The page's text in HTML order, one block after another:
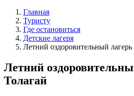
Главная
Туристу
Где остановиться
Детские лагеря
Летний оздоровительный лагерь
Летний
Толагай